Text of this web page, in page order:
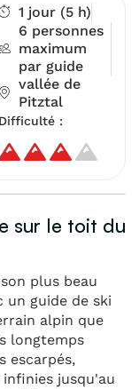
1 jour (5 h)
6 personnes
maximum
par guide
vallée de
Pitztal
Difficulté :
sur le toit du
plus beau
un guide de ski
alpin que
longtemps
escarpés,
jusqu'au